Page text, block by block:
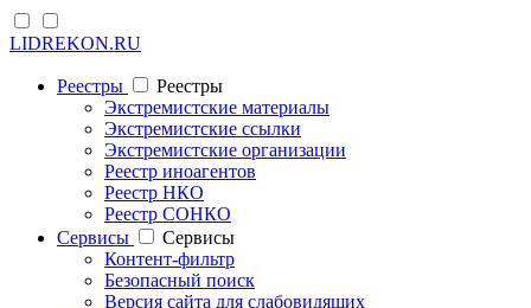
LIDREKON.RU
Реестры
Реестры
Экстремистские материалы
Экстремистские ссылки
Экстремистские организации
Реестр иноагентов
Реестр НКО
Реестр СОНКО
Cервисы
Cервисы
Контент-фильтр
Безопасный поиск
Версия сайта для слабовидящих